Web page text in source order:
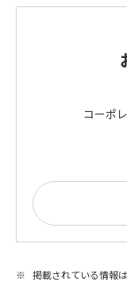
コーポ
掲載されている情報